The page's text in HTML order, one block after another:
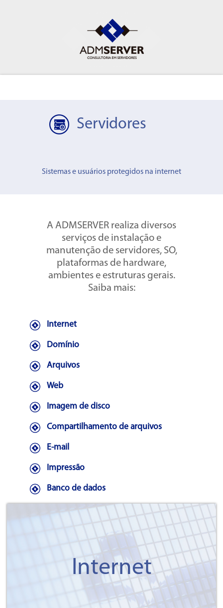
Servidores
Sistemas e usuários protegidos na internet
A ADMSERVER realiza diversos
serviços de instalação e
manutenção de servidores, SO,
plataformas de hardware,
ambientes e estruturas gerais.
Saiba mais:
Internet
Domínio
Arquivos
Web
Imagem de disco
Compartilhamento de arquivos
E-mail
Impressão
Banco de dados
Internet